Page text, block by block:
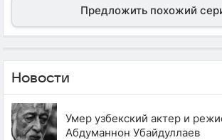
Предложить похожий
Новости
Умер узбекский актер и
Абдуманнон Убайдуллаев